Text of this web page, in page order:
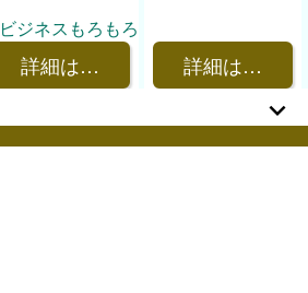
ビジネスもろもろ
詳細は… 詳細は…